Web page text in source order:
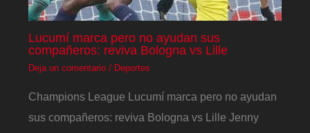
Lucumí marca pero no ayudan sus
compañeros: reviva Bologna vs Lille
Deja un comentario / Deportes
Champions League Lucumí marca pero no ayudan
sus compañeros: reviva Bologna vs Lille Jenny